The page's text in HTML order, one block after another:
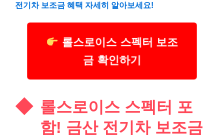
전기차 보조금 혜택 자세히 알아보세요!
롤스로이스 스펙터 보조
금 확인하기
롤스로이스 스펙터 포
함! 금산 전기차 보조금